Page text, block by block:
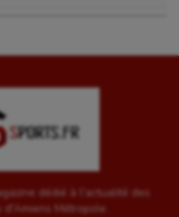
dédié à l'actualité des
Métropole.